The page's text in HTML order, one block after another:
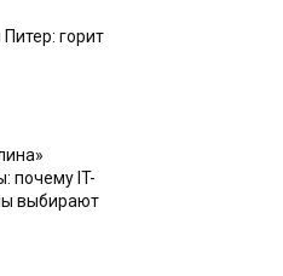
горит
почему IT-
выбирают